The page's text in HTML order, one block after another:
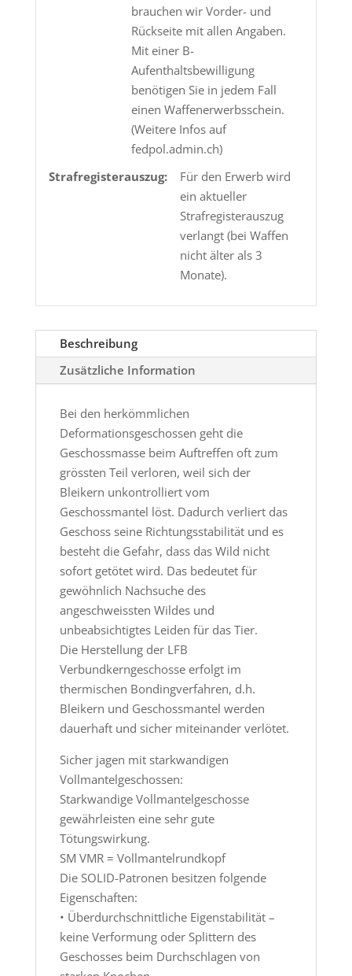
brauchen wir Vorder- und
Rückseite mit allen Angaben.
Mit einer B-
Aufenthaltsbewilligung
benötigen Sie in jedem Fall
einen Waffenerwerbsschein.
(Weitere Infos auf
fedpol.admin.ch)
Strafregisterauszug:
Für den Erwerb wird
ein aktueller
Strafregisterauszug
verlangt (bei Waffen
nicht älter als 3
Monate).
Beschreibung
Zusätzliche Information
Bei den herkömmlichen
Deformationsgeschossen geht die
Geschossmasse beim Auftreffen oft zum
grössten Teil verloren, weil sich der
Bleikern unkontrolliert vom
Geschossmantel löst. Dadurch verliert das
Geschoss seine Richtungsstabilität und es
besteht die Gefahr, dass das Wild nicht
sofort getötet wird. Das bedeutet für
gewöhnlich Nachsuche des
angeschweissten Wildes und
unbeabsichtigtes Leiden für das Tier.
Die Herstellung der LFB
Verbundkerngeschosse erfolgt im
thermischen Bondingverfahren, d.h.
Bleikern und Geschossmantel werden
dauerhaft und sicher miteinander verlötet.
Sicher jagen mit starkwandigen
Vollmantelgeschossen:
Starkwandige Vollmantelgeschosse
gewährleisten eine sehr gute
Tötungswirkung.
SM VMR = Vollmantelrundkopf
Die SOLID-Patronen besitzen folgende
Eigenschaften:
• Überdurchschnittliche Eigenstabilität –
keine Verformung oder Splittern des
Geschosses beim Durchschlagen von